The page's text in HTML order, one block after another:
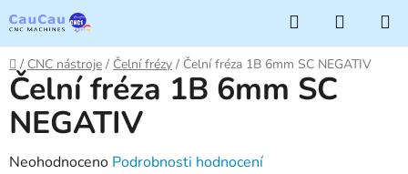
na
obsah
Hledat
KOŠÍK
Domů
/ CNC nástroje / Čelní frézy / Čelní fréza 1B 6mm SC NEGATIV
Čelní fréza 1B 6mm SC
NEGATIV
Průměrné
Neohodnoceno Podrobnosti hodnocení